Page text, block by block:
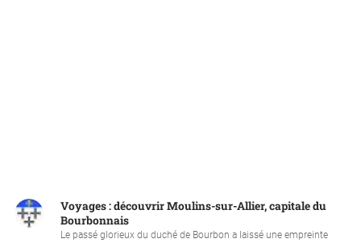
Voyages : découvrir Moulins-sur-Allier, capitale du
Bourbonnais
Le passé glorieux du duché de Bourbon a laissé une empreinte